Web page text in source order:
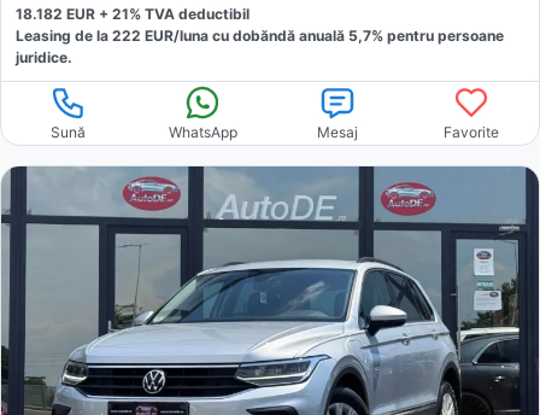
18.182 EUR + 21% TVA deductibil
Leasing de la 222 EUR/luna cu dobăndă anuală 5,7% pentru persoane
juridice.
Sună WhatsApp Mesaj Favorite